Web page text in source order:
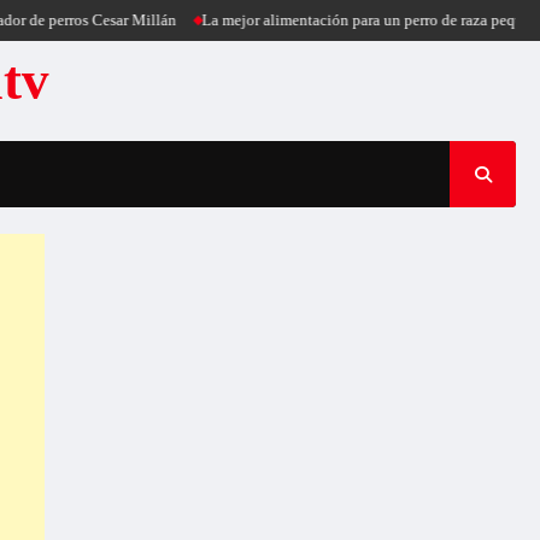
Cesar Millán La mejor alimentación para un perro de raza pequeña